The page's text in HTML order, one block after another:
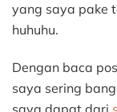
yang saya pake
huhuhu.
Dengan baca
saya sering